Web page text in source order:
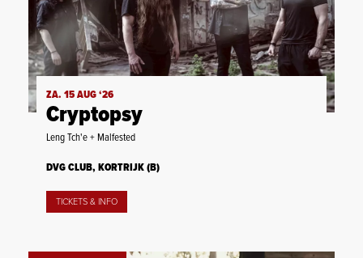
ZA. 15 AUG ‘26
Cryptopsy
Leng Tch'e + Malfested
DVG CLUB, KORTRIJK (B)
TICKETS & INFO